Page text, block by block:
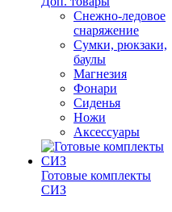
Снежно-ледовое
снаряжение
Сумки, рюкзаки,
баулы
Магнезия
Фонари
Сиденья
Ножи
Аксессуары
Готовые комплекты
СИЗ